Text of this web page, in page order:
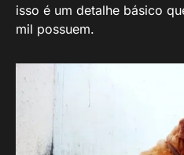
isso é um detalhe básico
mil possuem.